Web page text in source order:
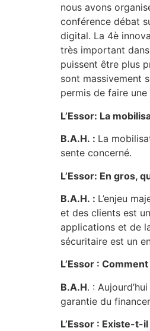
nous avons
conférence débat
digital. La 4è
très important
puissent être plus
sont massivement
permis de faire
L’Essor: La
B.A.H. : La
sente concerné.
L’Essor: En gros,
B.A.H. : L’enjeu
et des clients est
applications et de
sécuritaire est un
L’Essor :
B.A.H. :
garantie du
L’Essor : Existe-t-